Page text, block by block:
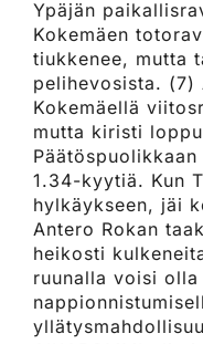
Ypäjän
Kokemäen
tiukkenee, mutta
pelihevosista. (7)
Kokemäellä
mutta kiristi
1.34-kyytiä. Kun
hylkäykseen, jäi
Antero Rokan
heikosti
ruunalla voisi